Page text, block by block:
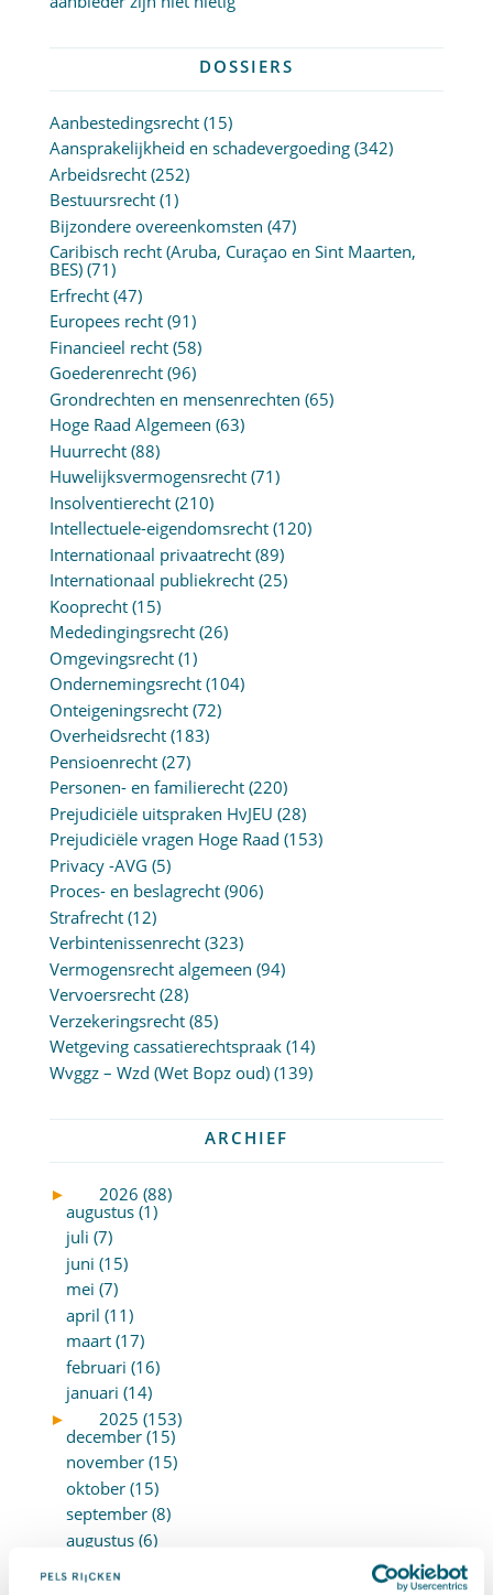
DOSSIERS
Aanbestedingsrecht(15)
Aansprakelijkheid en schadevergoeding(342)
Arbeidsrecht(252)
Bestuursrecht(1)
Bijzondere overeenkomsten (47)
Caribisch recht (Aruba, Curaçao en Sint Maarten,
BES)(71)
Erfrecht(47)
Europees recht(91)
Financieel recht(58)
Goederenrecht(96)
Grondrechten en mensenrechten (65)
Hoge Raad Algemeen (63)
Huurrecht(88)
Huwelijksvermogensrecht(71)
Insolventierecht(210)
Intellectuele-eigendomsrecht(120)
Internationaal privaatrecht(89)
Internationaal publiekrecht(25)
Kooprecht(15)
Mededingingsrecht(26)
Omgevingsrecht(1)
Ondernemingsrecht(104)
Onteigeningsrecht(72)
Overheidsrecht(183)
Pensioenrecht(27)
Personen- en familierecht(220)
Prejudiciële uitspraken HvJEU (28)
Prejudiciële vragen Hoge Raad (153)
Privacy -AVG (5)
Proces- en beslagrecht(906)
Strafrecht(12)
Verbintenissenrecht(323)
Vermogensrecht algemeen (94)
Vervoersrecht(28)
Verzekeringsrecht(85)
Wetgeving cassatierechtspraak(14)
Wvggz – Wzd (Wet Bopz oud)(139)
ARCHIEF
►
2026 (88)
augustus (1)
juli (7)
juni (15)
mei (7)
april (11)
maart (17)
februari (16)
januari (14)
►
2025 (153)
december (15)
november (15)
oktober (15)
september (8)
augustus (6)